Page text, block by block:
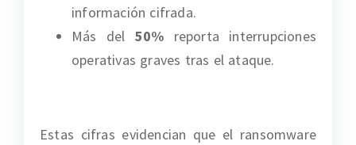
información cifrada.
Más del 50% reporta interrupciones
operativas graves tras el ataque.
Estas cifras evidencian que el ransomware